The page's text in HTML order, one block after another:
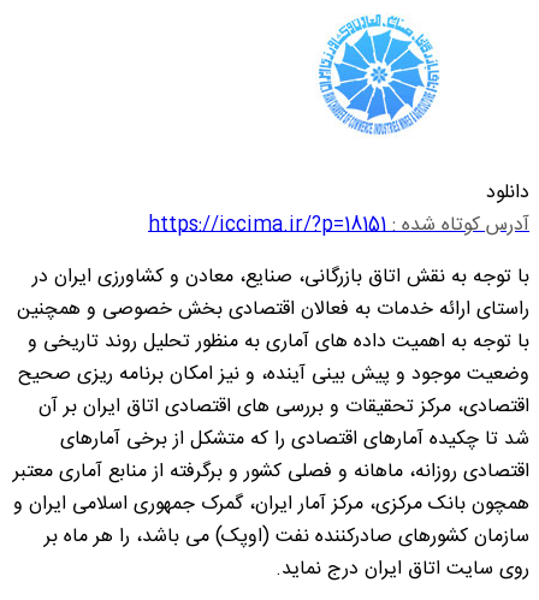
دانلود
آدرس کوتاه شده :https://iccima.ir/?p=18151
با توجه به نقش اتاق بازرگانی، صنایع، معادن و کشاورزی ایران در
راستای ارائه خدمات به فعالان اقتصادی بخش خصوصی و همچنین
با توجه به اهمیت داده های آماری به منظور تحلیل روند تاریخی و
وضعیت موجود و پیش بینی آینده، و نیز امکان برنامه ریزی صحیح
اقتصادی، مرکز تحقیقات و بررسی های اقتصادی اتاق ایران بر آن
شد تا چکیده آمارهای اقتصادی را که متشکل از برخی آمارهای
اقتصادی روزانه، ماهانه و فصلی کشور و برگرفته از منابع آماری معتبر
همچون بانک مرکزی، مرکز آمار ایران، گمرک جمهوری اسلامی ایران و
سازمان کشورهای صادرکننده نفت (اوپک) می باشد، را هر ماه بر
روی سایت اتاق ایران درج نماید.